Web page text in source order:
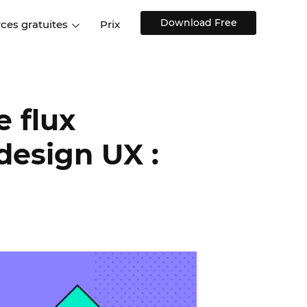
Design d'applications
mobiles
gratuites
Modèles de design
Modèles de design gratuits
Prix Download Free
flux
UX :